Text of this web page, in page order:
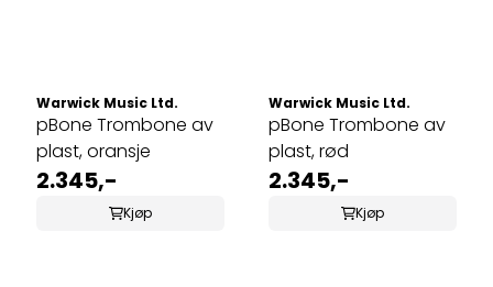
Warwick Music Ltd.
pBone Trombone av
plast, oransje
2.345,-
Kjøp
Warwick Music Ltd.
pBone Trombone av
plast, rød
2.345,-
Kjøp